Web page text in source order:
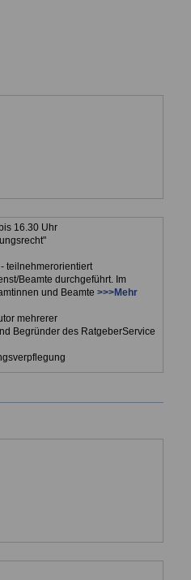
16.30 Uhr
teilnehmerorientiert
Beamte durchgeführt. Im
und Beamte >>>Mehr
mehrerer
Begründer des RatgeberService